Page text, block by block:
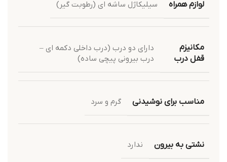
لوازم همراه سیلیکاژل ساشه ای (رطوبت گیر)
مکانیزم
قفل درب
دارای دو درب (درب داخلی دکمه ای –
درب بیرونی پیچی ساده)
مناسب برای نوشیدنی گرم و سرد
نشتی به بیرون ندارد